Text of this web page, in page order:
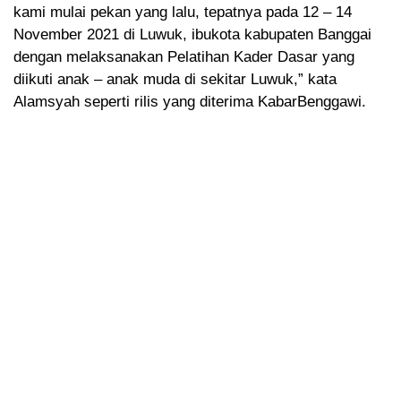
kami mulai pekan yang lalu, tepatnya pada 12 – 14
November 2021 di Luwuk, ibukota kabupaten Banggai
dengan melaksanakan Pelatihan Kader Dasar yang
diikuti anak – anak muda di sekitar Luwuk,” kata
Alamsyah seperti rilis yang diterima KabarBenggawi.